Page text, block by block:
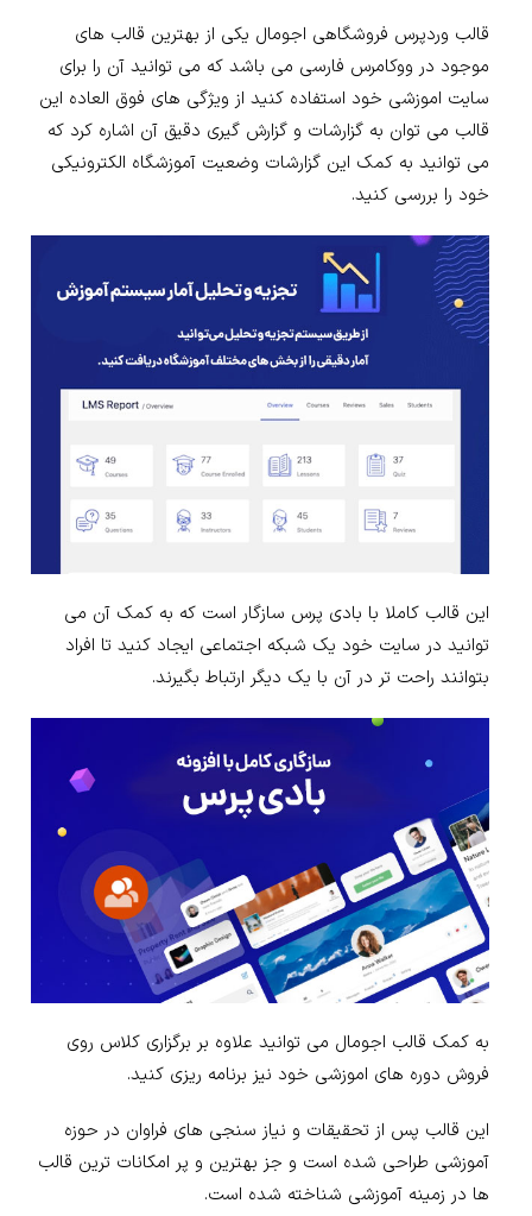
قالب وردپرس فروشگاهی اجومال یکی از بهترین قالب های
موجود در ووکامرس فارسی می باشد که می توانید آن را برای
سایت اموزشی خود استفاده کنید از ویژگی های فوق العاده این
قالب می توان به گزارشات و گزارش گیری دقیق آن اشاره کرد که
می توانید به کمک این گزارشات وضعیت آموزشگاه الکترونیکی
خود را بررسی کنید.
این قالب کاملا با بادی پرس سازگار است که به کمک آن می
توانید در سایت خود یک شبکه اجتماعی ایجاد کنید تا افراد
بتوانند راحت تر در آن با یک دیگر ارتباط بگیرند.
به کمک قالب اجومال می توانید علاوه بر برگزاری کلاس روی
فروش دوره های اموزشی خود نیز برنامه ریزی کنید.
این قالب پس از تحقیقات و نیاز سنجی های فراوان در حوزه
آموزشی طراحی شده است و جز بهترین و پر امکانات ترین قالب
ها در زمینه آموزشی شناخته شده است.